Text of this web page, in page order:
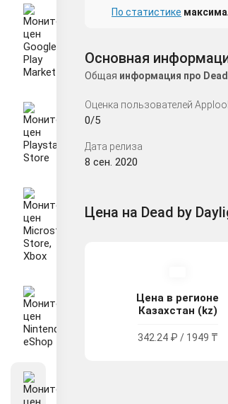
По статистике
Основная
Общая информация про
Оценка пользователей
0/5
Дата релиза
8 сен. 2020
Цена на Dead by
Цена в регионе
Казахстан (kz)
342.24 ₽ / 1949 ₸